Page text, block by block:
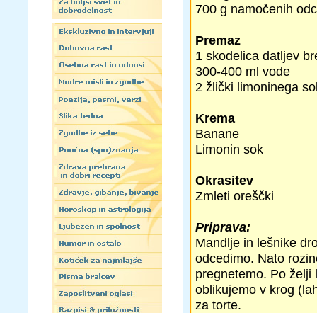
700 g namočenih
Premaz
1 skodelica datljev
300-400 ml vode
2 žlički limoninega
Krema
Banane
Limonin sok
Okrasitev
Zmleti oreščki
Priprava:
Mandlje in lešnike
odcedimo. Nato
pregnetemo. Po
oblikujemo v krog
za torte.